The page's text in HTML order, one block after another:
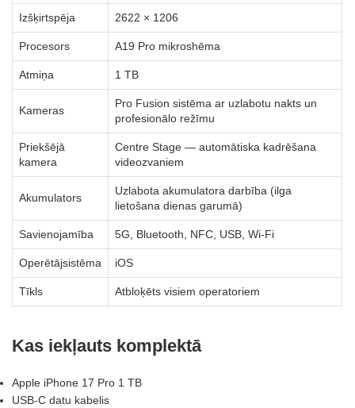
Izšķirtspēja 2622 × 1206
Procesors A19 Pro mikroshēma
Atmiņa 1 TB
Kameras
Pro Fusion sistēma ar uzlabotu nakts un
profesionālo režīmu
Priekšējā
kamera
Centre Stage — automātiska kadrēšana
videozvaniem
Akumulators
Uzlabota akumulatora darbība (ilga
lietošana dienas garumā)
Savienojamība 5G, Bluetooth, NFC, USB, Wi‑Fi
Operētājsistēma iOS
Tīkls Atbloķēts visiem operatoriem
Kas iekļauts komplektā
Apple iPhone 17 Pro 1 TB
USB‑C datu kabelis